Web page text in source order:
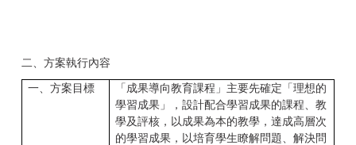
二、方案執行內容
一、方案目標
「成果導向教育課程」主要先確定「理想的
學習成果」，設計配合學習成果的課程、教
學及評核，以成果為本的教學，達成高層次
的學習成果，以培育學生瞭解問題、解決問